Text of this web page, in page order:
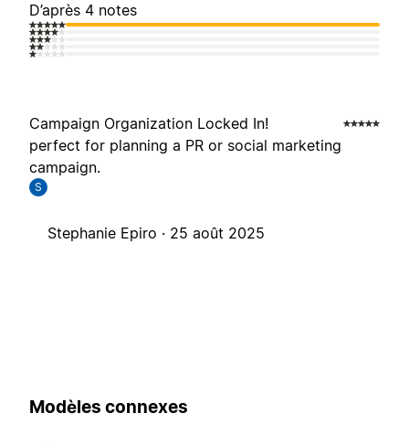
D’après 4 notes
Campaign Organization Locked In!
perfect for planning a PR or social marketing
campaign.
S
Stephanie Epiro · 25 août 2025
Modèles connexes